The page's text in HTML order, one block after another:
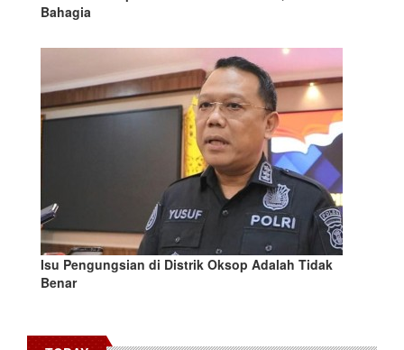
Bahagia
Isu Pengungsian di Distrik Oksop Adalah Tidak
Benar